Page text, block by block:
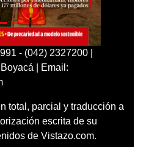
- (042) 2327200 |
| Email:
total, parcial y traducción a
escrita de su
de Vistazo.com.